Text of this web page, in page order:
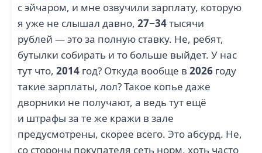
с эйчаром, и мне озвучили зарплату, которую
я уже не слышал давно, 27−34тысячи
рублей — это за полную ставку. Не, ребят,
бутылки собирать и то больше выйдет. У нас
тут что, 2014 год? Откуда вообще в 2026 году
такие зарплаты, лол? Такое копье даже
дворники не получают, а ведь тут ещё
и штрафы за те же кражи в зале
предусмотрены, скорее всего. Это абсурд. Не,
со стороны покупателя сеть норм, хоть часто